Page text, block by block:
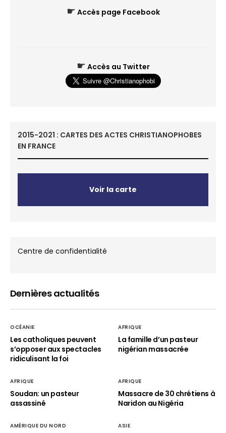
☛ Accès page Facebook
☛ Accès au Twitter
2015-2021 : CARTES DES ACTES CHRISTIANOPHOBES
EN FRANCE
Voir la carte
Centre de confidentialité
Dernières actualités
OCÉANIE
Les catholiques peuvent
s’opposer aux spectacles
ridiculisant la foi
AFRIQUE
La famille d’un pasteur
nigérian massacrée
AFRIQUE
Soudan: un pasteur
assassiné
AFRIQUE
Massacre de 30 chrétiens à
Naridon au Nigéria
AMÉRIQUE DU NORD ASIE